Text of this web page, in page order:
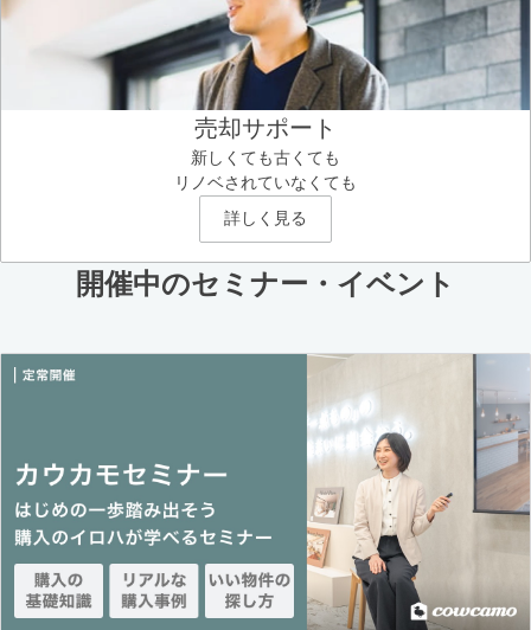
売却サポート
新しくても古くても
リノベされていなくても
詳しく見る
開催中のセミナー・イベント